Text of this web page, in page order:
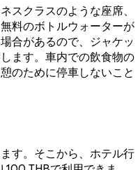
スクラスのような座席、
料のボトルウォーターが
合があるので、ジャケッ
ます。車内での飲食物の
のために停車しないこと
す。そこから、ホテル行